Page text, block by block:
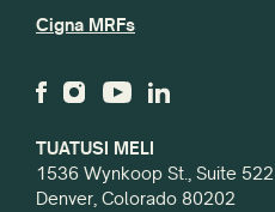
TUATUSI MELI
1536 Wynkoop St., Suite 522
Denver, Colorado 80202
Cigna MRFs